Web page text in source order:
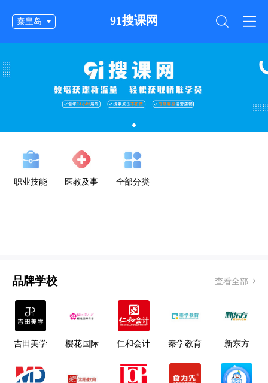
秦皇岛 91搜课网
职业技能
医教及事
全部分类
品牌学校 查看全部
吉田美学
艺术学校
樱花国际
仁和会计
秦学教育 新东方